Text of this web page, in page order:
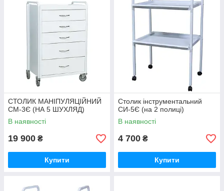
СТОЛИК МАНІПУЛЯЦІЙНИЙ
СМ-3Є (НА 5 ШУХЛЯД)
В наявності
19 900 ₴
Купити
Столик інструментальний
СИ-5Є (на 2 полиці)
В наявності
4 700 ₴
Купити